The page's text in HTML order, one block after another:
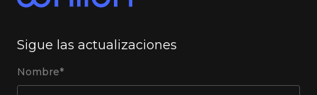
Sigue las actualizaciones
Nombre*